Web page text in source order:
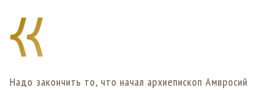
Надо закончить то, что начал архиепископ Амвросий